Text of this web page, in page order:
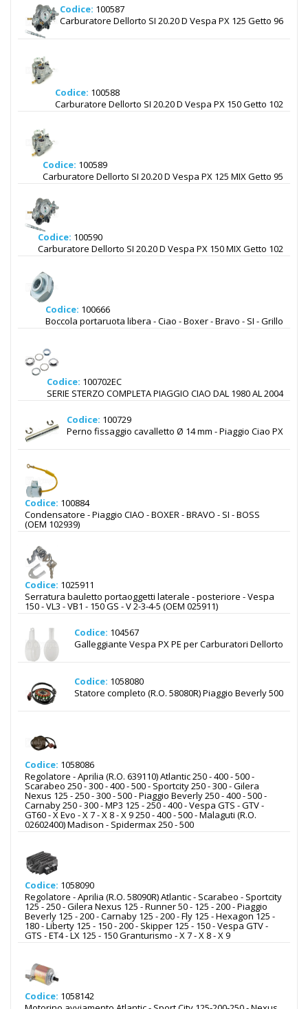
Codice: 100587
Carburatore Dellorto SI 20.20 D Vespa PX 125 Getto 96
Codice: 100588
Carburatore Dellorto SI 20.20 D Vespa PX 150 Getto 102
Codice: 100589
Carburatore Dellorto SI 20.20 D Vespa PX 125 MIX Getto 95
Codice: 100590
Carburatore Dellorto SI 20.20 D Vespa PX 150 MIX Getto 102
Codice: 100666
Boccola portaruota libera - Ciao - Boxer - Bravo - SI - Grillo
Codice: 100702EC
SERIE STERZO COMPLETA PIAGGIO CIAO DAL 1980 AL 2004
Codice: 100729
Perno fissaggio cavalletto Ø 14 mm - Piaggio Ciao PX
Codice: 100884
Condensatore - Piaggio CIAO - BOXER - BRAVO - SI - BOSS
(OEM 102939)
Codice: 1025911
Serratura bauletto portaoggetti laterale - posteriore - Vespa
150 - VL3 - VB1 - 150 GS - V 2-3-4-5 (OEM 025911)
Codice: 104567
Galleggiante Vespa PX PE per Carburatori Dellorto
Codice: 1058080
Statore completo (R.O. 58080R) Piaggio Beverly 500
Codice: 1058086
Regolatore - Aprilia (R.O. 639110) Atlantic 250 - 400 - 500 -
Scarabeo 250 - 300 - 400 - 500 - Sportcity 250 - 300 - Gilera
Nexus 125 - 250 - 300 - 500 - Piaggio Beverly 250 - 400 - 500 -
Carnaby 250 - 300 - MP3 125 - 250 - 400 - Vespa GTS - GTV -
GT60 - X Evo - X 7 - X 8 - X 9 250 - 400 - 500 - Malaguti (R.O.
02602400) Madison - Spidermax 250 - 500
Codice: 1058090
Regolatore - Aprilia (R.O. 58090R) Atlantic - Scarabeo - Sportcity
125 - 250 - Gilera Nexus 125 - Runner 50 - 125 - 200 - Piaggio
Beverly 125 - 200 - Carnaby 125 - 200 - Fly 125 - Hexagon 125 -
180 - Liberty 125 - 150 - 200 - Skipper 125 - 150 - Vespa GTV -
GTS - ET4 - LX 125 - 150 Granturismo - X 7 - X 8 - X 9
Codice: 1058142